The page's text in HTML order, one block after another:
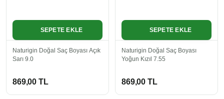
SEPETE EKLE
Naturigin Doğal Saç Boyası Açık
Sarı 9.0
869,00 TL
SEPETE EKLE
Naturigin Doğal Saç Boyası
Yoğun Kızıl 7.55
869,00 TL